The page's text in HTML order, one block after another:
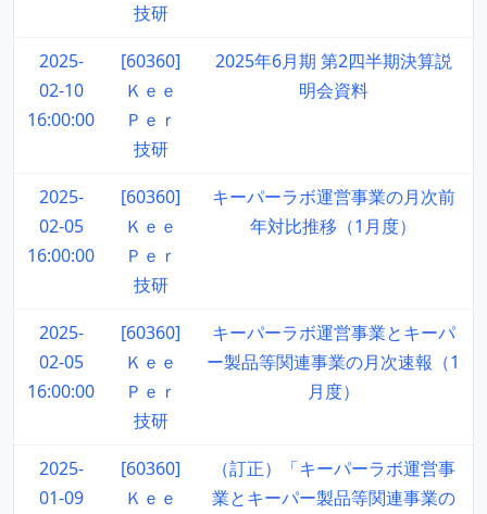
技研
2025-
02-10
16:00:00
[60360]
Ｋｅｅ
Ｐｅｒ
技研
2025年6月期 第2四半期決算説
明会資料
2025-
02-05
16:00:00
[60360]
Ｋｅｅ
Ｐｅｒ
技研
キーパーラボ運営事業の月次前
年対比推移（1月度）
2025-
02-05
16:00:00
[60360]
Ｋｅｅ
Ｐｅｒ
技研
キーパーラボ運営事業とキーパ
ー製品等関連事業の月次速報（1
月度）
2025-
01-09
[60360]
Ｋｅｅ
（訂正）「キーパーラボ運営事
業とキーパー製品等関連事業の